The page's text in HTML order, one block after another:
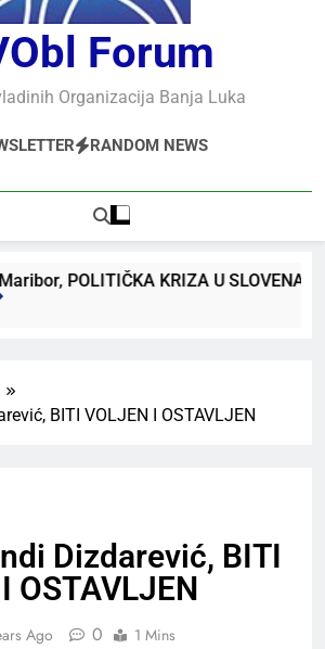
Forum
Organizacija Banja Luka
RANDOM NEWS
POLITIČKA KRIZA U
BITI VOLJEN I OSTAVLJEN
Dizdarević, BITI
OSTAVLJEN
Ago 0 1 Mins